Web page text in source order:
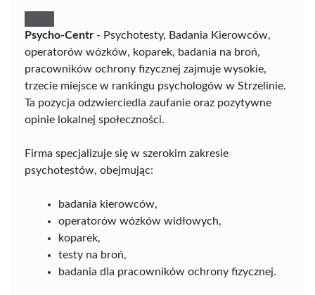
Psycho-Centr - Psychotesty, Badania Kierowców,
operatorów wózków, koparek, badania na broń,
pracowników ochrony fizycznej zajmuje wysokie,
trzecie miejsce w rankingu psychologów w Strzelinie.
Ta pozycja odzwierciedla zaufanie oraz pozytywne
opinie lokalnej społeczności.
Firma specjalizuje się w szerokim zakresie
psychotestów, obejmując:
badania kierowców,
operatorów wózków widłowych,
koparek,
testy na broń,
badania dla pracowników ochrony fizycznej.